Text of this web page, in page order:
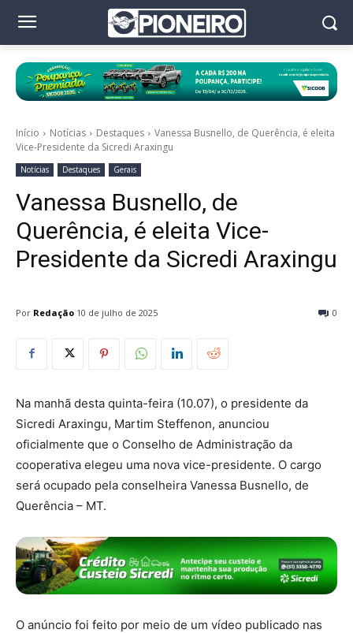
Início Notícias Destaques
Vanessa Busnello, de Querência, é eleita
Vice-Presidente da Sicredi Araxingu
Notícias Destaques Gerais
Vanessa Busnello, de
Querência, é eleita Vice-
Presidente da Sicredi Araxingu
Por Redação 0
10 de julho de 2025
Na manhã desta quinta-feira (10.07), o presidente da
Sicredi Araxingu, Martim Steffenon, anunciou
oficialmente que o Conselho de Administração da
cooperativa elegeu uma nova vice-presidente. O cargo
será ocupado pela conselheira Vanessa Busnello, de
Querência – MT.
O anúncio foi feito por meio de um vídeo publicado nas